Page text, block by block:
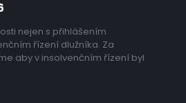
nejen s přihlášením
řízení dlužníka. Za
aby v insolvenčním řízení byl